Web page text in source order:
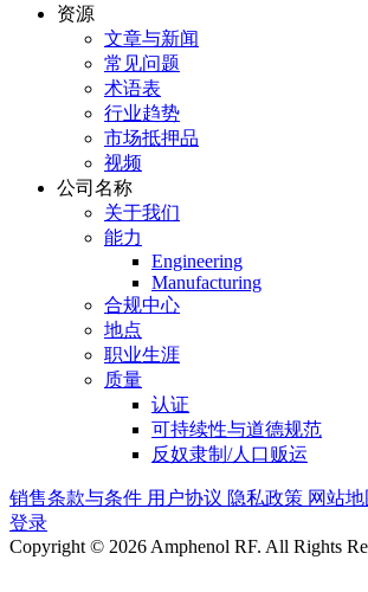
资源
文章与新闻
常见问题
术语表
行业趋势
市场抵押品
视频
公司名称
关于我们
能力
Engineering
Manufacturing
合规中心
地点
职业生涯
质量
认证
可持续性与道德规范
反奴隶制/人口贩运
销售条款与条件 用户协议 隐私政策 网站地
登录
Copyright © 2026 Amphenol RF. All Rights